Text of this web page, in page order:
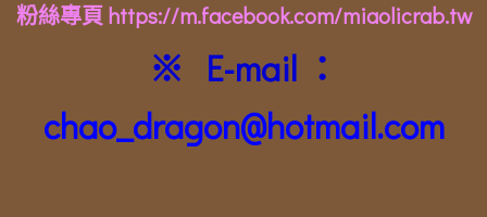
粉絲專頁 https://m.facebook.com/miaolicrab.tw
※ E-mail ：
chao_dragon@hotmail.com